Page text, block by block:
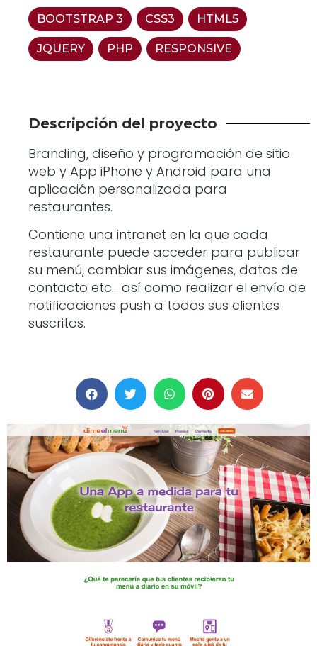
BOOTSTRAP 3 CSS3 HTML5
JQUERY PHP RESPONSIVE
Descripción del proyecto
Branding, diseño y programación de sitio
web y App iPhone y Android para una
aplicación personalizada para
restaurantes.
Contiene una intranet en la que cada
restaurante puede acceder para publicar
su menú, cambiar sus imágenes, datos de
contacto etc… así como realizar el envío de
notificaciones push a todos sus clientes
suscritos.